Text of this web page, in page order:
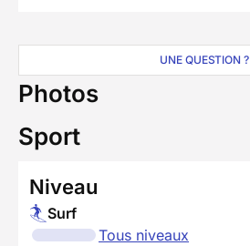
UNE QUESTION ?
Photos
Sport
Niveau
Surf
Tous niveaux